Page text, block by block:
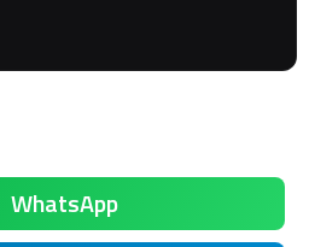
WhatsApp